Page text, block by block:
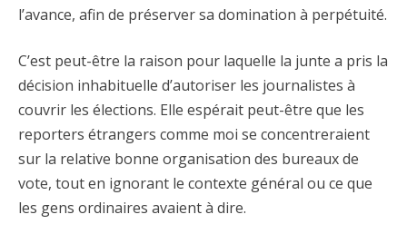
l’avance, afin de préserver sa domination à perpétuité.
C’est peut-être la raison pour laquelle la junte a pris la
décision inhabituelle d’autoriser les journalistes à
couvrir les élections. Elle espérait peut-être que les
reporters étrangers comme moi se concentreraient
sur la relative bonne organisation des bureaux de
vote, tout en ignorant le contexte général ou ce que
les gens ordinaires avaient à dire.